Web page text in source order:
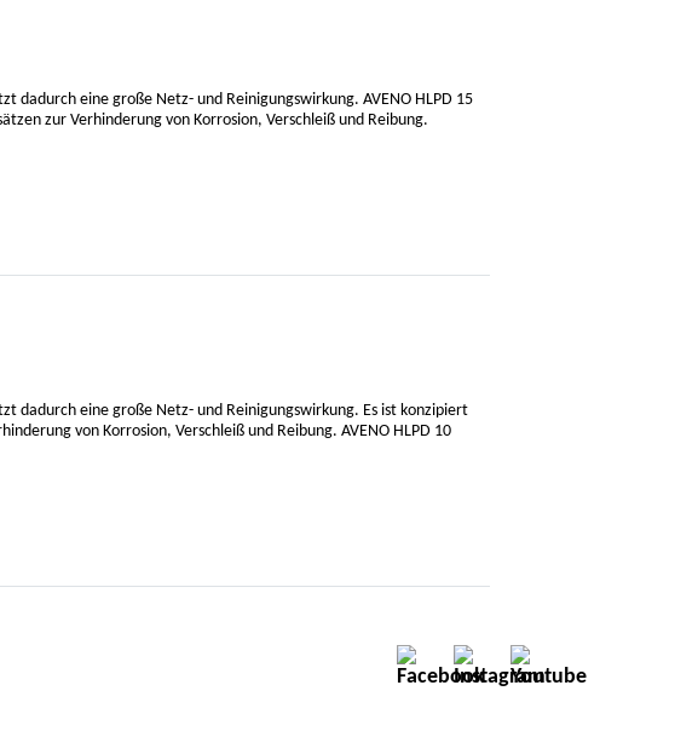
dadurch eine große Netz- und Reinigungswirkung. AVENO HLPD 15
zur Verhinderung von Korrosion, Verschleiß und Reibung.
dadurch eine große Netz- und Reinigungswirkung. Es ist konzipiert
von Korrosion, Verschleiß und Reibung. AVENO HLPD 10